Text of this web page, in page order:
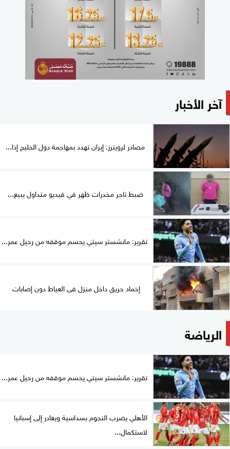
آخر الأخبار
مصادر لرويترز: إيران تهدد بمهاجمة دول الخليج إذا...
ضبط تاجر مخدرات ظهر في فيديو متداول يبيع...
تقرير: مانشستر سيتي يحسم موقفه من رحيل عمر...
إخماد حريق داخل منزل فى العياط دون إصابات
الرياضة
تقرير: مانشستر سيتي يحسم موقفه من رحيل عمر...
الأهلي يضرب النجوم بسداسية ويغادر إلى إسبانيا
لاستكمال...